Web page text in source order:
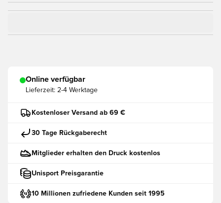
Online verfügbar
Lieferzeit: 2-4 Werktage
Kostenloser Versand ab 69 €
30 Tage Rückgaberecht
Mitglieder erhalten den Druck kostenlos
Unisport Preisgarantie
10 Millionen zufriedene Kunden seit 1995